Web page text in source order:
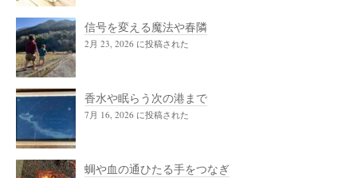
信号を変える魔法や春隣
2月 23, 2026 に投稿された
香水や眠らう次の港まで
7月 16, 2026 に投稿された
蜩や血の通ひたる手をつなぎ